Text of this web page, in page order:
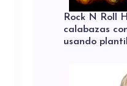
Rock N Roll
calabazas
usando